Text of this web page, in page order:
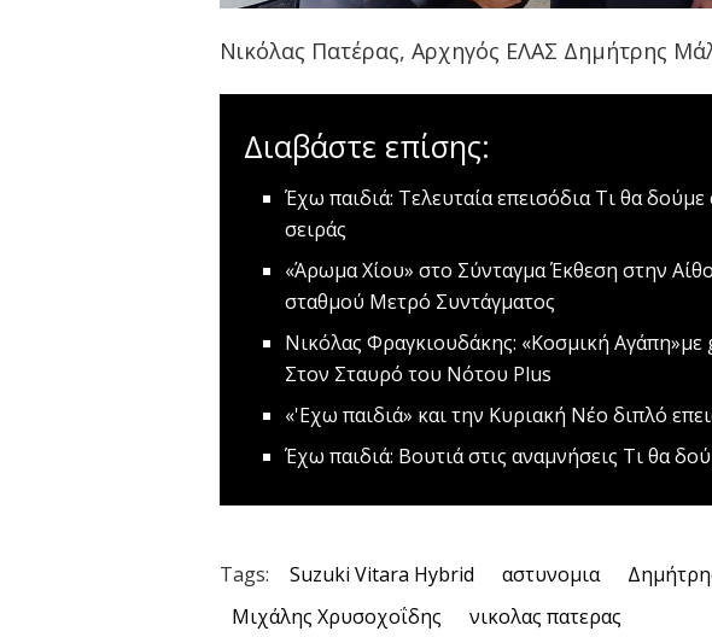
Νικόλας Πατέρας, Αρχηγός ΕΛΑΣ Δημήτρης
Διαβάστε επίσης:
Έχω παιδιά: Τελευταία επεισόδιαΤι θα δούμε
σειράς
«Άρωμα Χίου» στο ΣύνταγμαΈκθεση στην
σταθμού Μετρό Συντάγματος
Νικόλας Φραγκιουδάκης: «Κοσμική
Στον Σταυρό του Νότου Plus
«'Εχω παιδιά» και την Κυριακή Νέο διπλό
Έχω παιδιά: Βουτιά στις αναμνήσεις Τι θα
Tags: Suzuki Vitara Hybrid αστυνομια
Μιχάλης Χρυσοχοΐδης
νικολας πατερας